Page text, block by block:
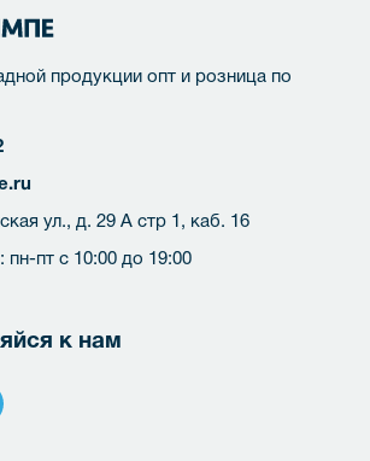
продукции опт и розница по
ул., д. 29 А стр 1, каб. 16
пт с 10:00 до 19:00
к нам